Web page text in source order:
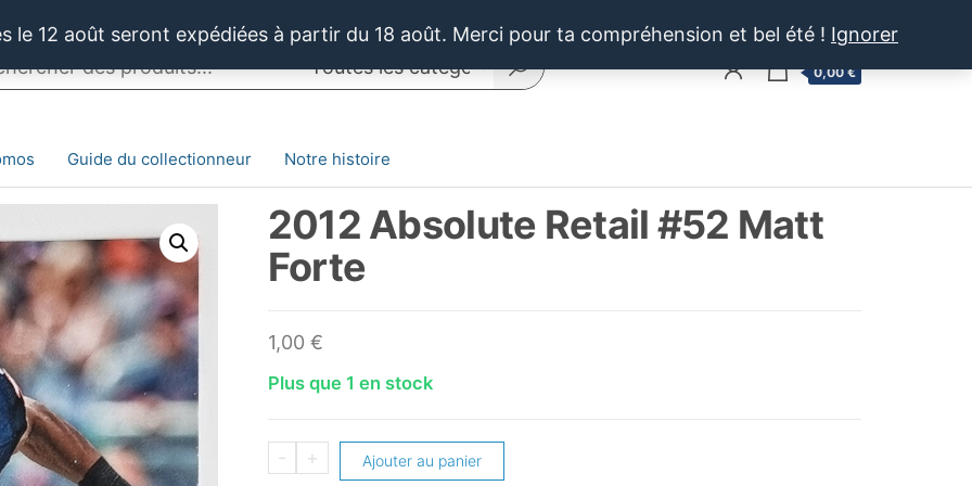
le 12 août seront expédiées à partir du 18 août. Merci pour ta compréhension et bel été ! Ignorer
0,00 €
Guide du collectionneur Notre histoire
2012 Absolute Retail #52 Matt
Forte
1,00 €
Plus que 1 en stock
-
quantité
+ Ajouter au panier